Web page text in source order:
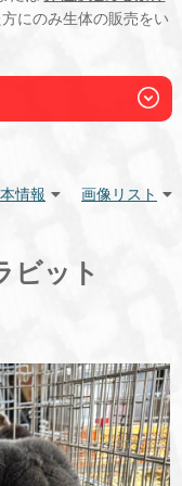
にのみ生体の販売をい
情報
画像リスト
ビット